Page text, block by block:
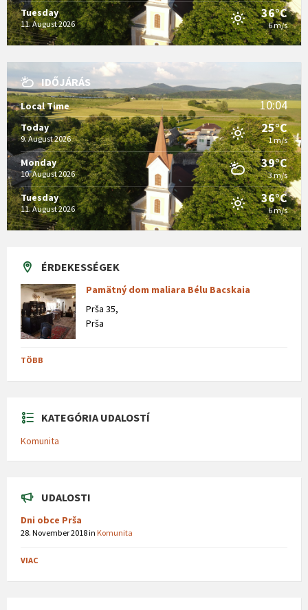
Tuesday
11. August 2026
36°C
6 m/s
IDŐJÁRÁS
Local Time 10:04
Today
9. August 2026
25°C
1 m/s
Monday
10. August 2026
39°C
3 m/s
Tuesday
11. August 2026
36°C
6 m/s
ÉRDEKESSÉGEK
Pamätný dom maliara Bélu Bacskaia
Prša 35,
Prša
TÖBB
KATEGÓRIA UDALOSTÍ
Komunita
UDALOSTI
Dni obce Prša
28. November 2018in Komunita
VIAC